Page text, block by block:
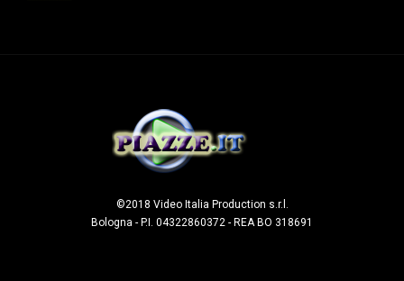
©2018 Video Italia Production s.r.l.
Bologna - P.I. 04322860372 - REA BO 318691